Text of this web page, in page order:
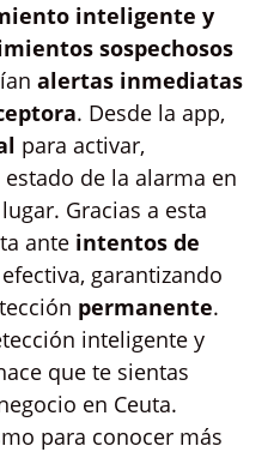
inteligente y
sospechosos
alertas inmediatas
. Desde la app,
para activar,
de la alarma en
Gracias a esta
ante intentos de
garantizando
permanente.
inteligente y
que te sientas
en Ceuta.
para conocer más